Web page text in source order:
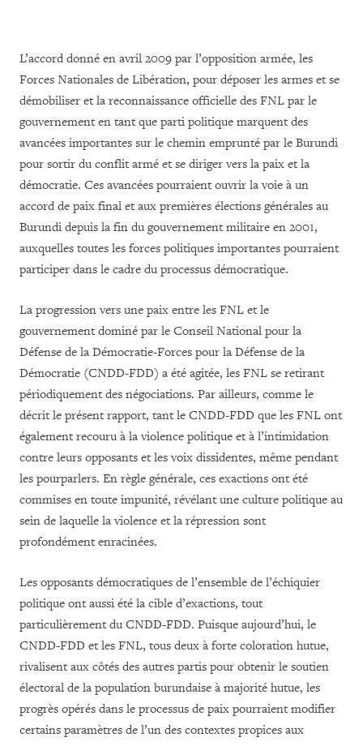
L’accord donné en avril 2009 par l’opposition armée, les
Forces Nationales de Libération, pour déposer les armes et se
démobiliser et la reconnaissance officielle des FNL par le
gouvernement en tant que parti politique marquent des
avancées importantes sur le chemin emprunté par le Burundi
pour sortir du conflit armé et se diriger vers la paix et la
démocratie. Ces avancées pourraient ouvrir la voie à un
accord de paix final et aux premières élections générales au
Burundi depuis la fin du gouvernement militaire en 2001,
auxquelles toutes les forces politiques importantes pourraient
participer dans le cadre du processus démocratique.
La progression vers une paix entre les FNL et le
gouvernement dominé par le Conseil National pour la
Défense de la Démocratie-Forces pour la Défense de la
Démocratie (CNDD-FDD) a été agitée, les FNL se retirant
périodiquement des négociations. Par ailleurs, comme le
décrit le présent rapport, tant le CNDD-FDD que les FNL ont
également recouru à la violence politique et à l’intimidation
contre leurs opposants et les voix dissidentes, même pendant
les pourparlers. En règle générale, ces exactions ont été
commises en toute impunité, révélant une culture politique au
sein de laquelle la violence et la répression sont
profondément enracinées.
Les opposants démocratiques de l’ensemble de l’échiquier
politique ont aussi été la cible d’exactions, tout
particulièrement du CNDD-FDD. Puisque aujourd’hui, le
CNDD-FDD et les FNL, tous deux à forte coloration hutue,
rivalisent aux côtés des autres partis pour obtenir le soutien
électoral de la population burundaise à majorité hutue, les
progrès opérés dans le processus de paix pourraient modifier
certains paramètres de l’un des contextes propices aux